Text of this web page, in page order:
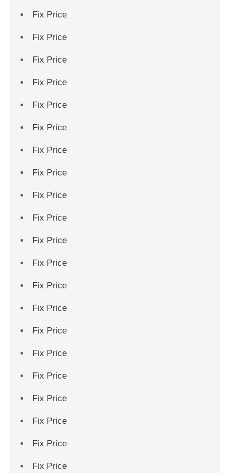
Fix Price
Fix Price
Fix Price
Fix Price
Fix Price
Fix Price
Fix Price
Fix Price
Fix Price
Fix Price
Fix Price
Fix Price
Fix Price
Fix Price
Fix Price
Fix Price
Fix Price
Fix Price
Fix Price
Fix Price
Fix Price